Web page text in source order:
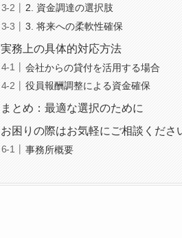
2. 資金調達の選択肢
3. 将来への柔軟性確保
実務上の具体的対応方法
会社からの貸付を活用する場合
役員報酬調整による資金確保
まとめ：最適な選択のために
お困りの際はお気軽にご相談くださ
事務所概要